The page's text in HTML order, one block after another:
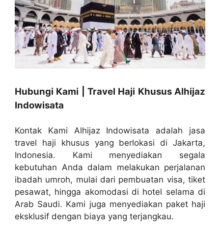
Hubungi Kami | Travel Haji Khusus Alhijaz
Indowisata
Kontak Kami Alhijaz Indowisata adalah jasa
travel haji khusus yang berlokasi di Jakarta,
Indonesia. Kami menyediakan segala
kebutuhan Anda dalam melakukan perjalanan
ibadah umroh, mulai dari pembuatan visa, tiket
pesawat, hingga akomodasi di hotel selama di
Arab Saudi. Kami juga menyediakan paket haji
eksklusif dengan biaya yang terjangkau.